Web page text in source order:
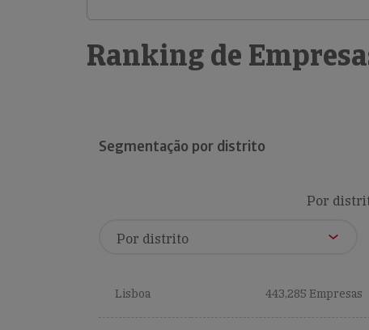
Ranking de
Segmentação por distrito
Por
Lisboa 443,285 Empresas